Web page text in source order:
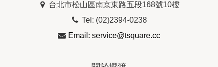
台北市松山區南京東路五段168號10樓
Tel: (02)2394-0238
Email: service@tsquare.cc